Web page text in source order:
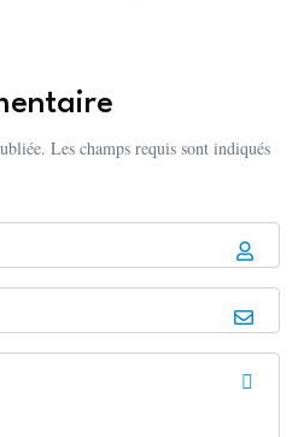
Les champs requis sont indiqués